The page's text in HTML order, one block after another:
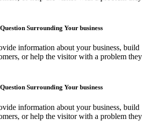
Surrounding Your business
information about your business, build
or help the visitor with a problem they
Surrounding Your business
information about your business, build
or help the visitor with a problem they